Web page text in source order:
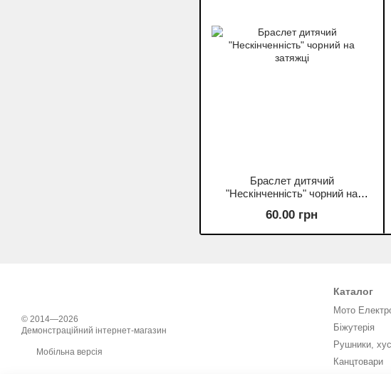
Браслет дитячий
"Нескінченність" чорний на
60.00 грн
© 2014—2026
Демонстраційний інтернет-магазин
Мобільна версія
Каталог
Мото
Біжутерія
Рушники,
Канцтовари